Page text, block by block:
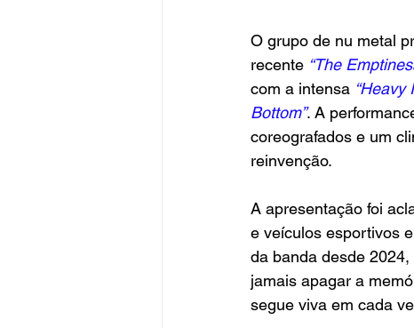
O grupo de nu metal
recente “The
com a intensa “Heavy
Bottom”. A
coreografados e um
reinvenção.
A apresentação foi
e veículos esportivos
da banda desde
jamais apagar a
segue viva em cada